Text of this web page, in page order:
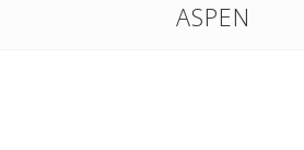
ASPEN